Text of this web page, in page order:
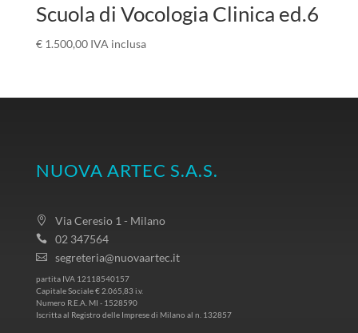
Scuola di Vocologia Clinica ed.6
€1.500,00 IVA inclusa
NUOVA ARTEC S.A.S.
Via Ceresio 1 - Milano
02 347564
segreteria@nuovaartec.it
partita IVA 12118540157
Capitale Sociale € 2.065,83 i.v.
Numero R.E.A. MI - 1528590
Iscritta al Registro delle Imprese di Milano al n. 132857